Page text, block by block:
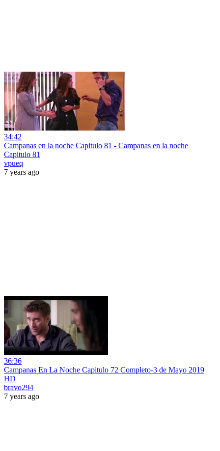
34:42
Campanas en la noche Capitulo 81 - Campanas en la noche
Capitulo 81
vpueq
7 years ago
36:36
Campanas En La Noche Capitulo 72 Completo-3 de Mayo 2019
HD
bravo294
7 years ago